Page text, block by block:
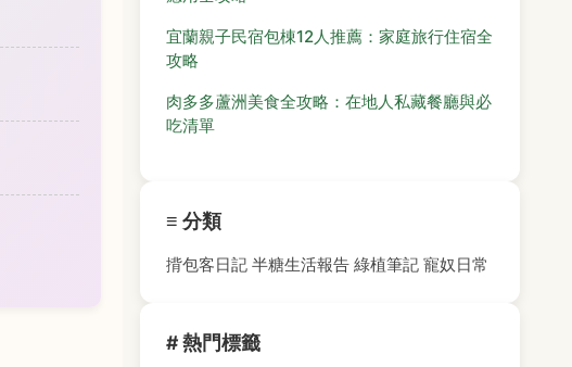
宜蘭親子民宿包棟12人推薦：家庭旅行住宿全
攻略
肉多多蘆洲美食全攻略：在地人私藏餐廳與必
吃清單
≡ 分類
揹包客日記 半糖生活報告 綠植筆記 寵奴日常
# 熱門標籤